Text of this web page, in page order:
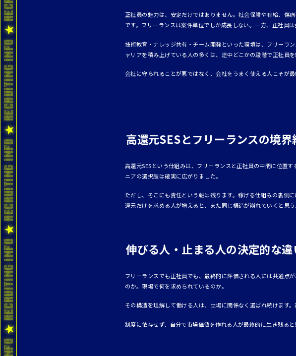
正社員の魅力は、安定だけではありません。社会保険や有給、傷
です。フリーランスは案件単位でしか成長しない。一方、正社員は
技術教育・ナレッジ共有・チーム開発といった環境は、フリーラ
ャリアを積み上げている人の多くは、途中どこかの段階で正社員を
会社に守られることが悪ではなく、会社をうまく使える人こそが最
高還元SESとフリーランスの境
高還元SESという仕組みは、フリーランスと正社員の中間に位置
ニアの選択肢は確実に広がりました。
ただし、そこにも責任という軸は残ります。稼げる仕組みの裏側
還元だけを求める人が増えると、また同じ構造が崩れていくと思う
伸びる人・止まる人の決定的な違
フリーランスでも正社員でも、最終的に評価される人には共通点
のか。現場で何を求められているのか。
その構造を理解して働ける人は、立場に関係なく選ばれ続けます
制度に依存せず、自分で市場価値を作れる人が最終的に生き残ると